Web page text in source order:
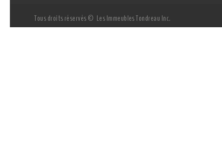
Tous droits réservés © Les Immeubles Tondreau Inc.